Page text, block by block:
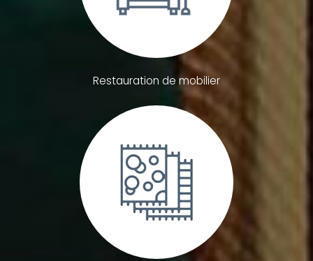
Restauration de mobilier